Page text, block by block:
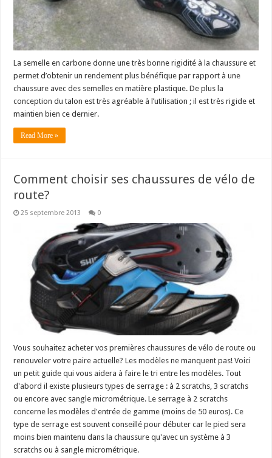
La semelle en carbone donne une très bonne rigidité à la chaussure et
permet d’obtenir un rendement plus bénéfique par rapport à une
chaussure avec des semelles en matière plastique. De plus la
conception du talon est très agréable à l’utilisation ; il est très rigide et
maintien bien ce dernier.
Read More »
Comment choisir ses chaussures de vélo de
route?
25 septembre 2013 0
Vous souhaitez acheter vos premières chaussures de vélo de route ou
renouveler votre paire actuelle? Les modèles ne manquent pas! Voici
un petit guide qui vous aidera à faire le tri entre les modèles. Tout
d'abord il existe plusieurs types de serrage : à 2 scratchs, 3 scratchs
ou encore avec sangle micrométrique. Le serrage à 2 scratchs
concerne les modèles d'entrée de gamme (moins de 50 euros). Ce
type de serrage est souvent conseillé pour débuter car le pied sera
moins bien maintenu dans la chaussure qu'avec un système à 3
scratchs ou à sangle micrométrique.